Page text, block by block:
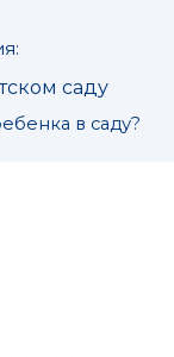
саду
в саду?